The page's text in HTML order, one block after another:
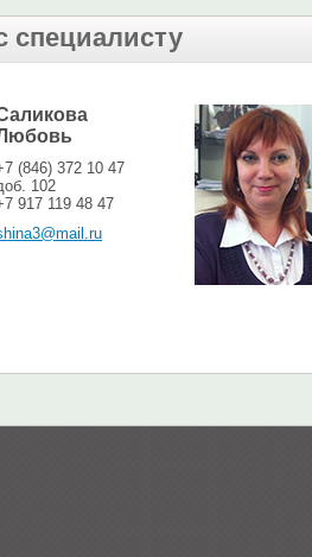
специалисту
(846) 372 10 47
102
917 119 48 47